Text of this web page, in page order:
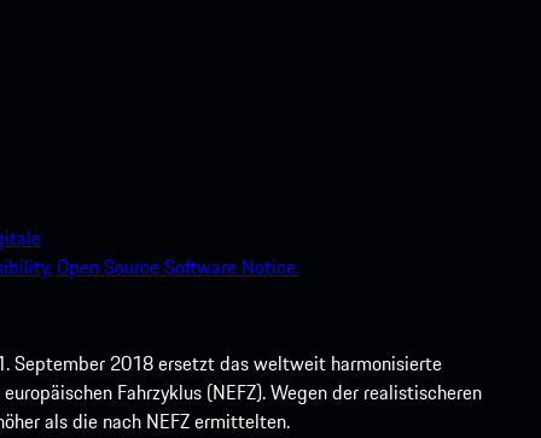
Open Source Software Notice.
September 2018 ersetzt das weltweit harmonisierte
Fahrzyklus (NEFZ). Wegen der realistischeren
als die nach NEFZ ermittelten.